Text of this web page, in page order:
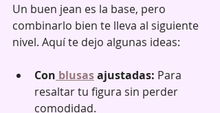
Un buen jean es la base, pero
combinarlo bien te lleva al siguiente
nivel. Aquí te dejo algunas ideas:
Con blusas ajustadas: Para
resaltar tu figura sin perder
comodidad.